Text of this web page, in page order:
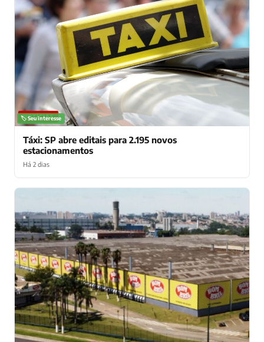
NOTÍCIAS
🏷️ Seu interesse
Táxi: SP abre editais para 2.195 novos
estacionamentos
Há 2 dias